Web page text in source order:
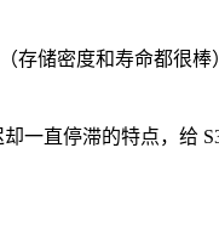
存储密度和寿命都很
却一直停滞的特点，